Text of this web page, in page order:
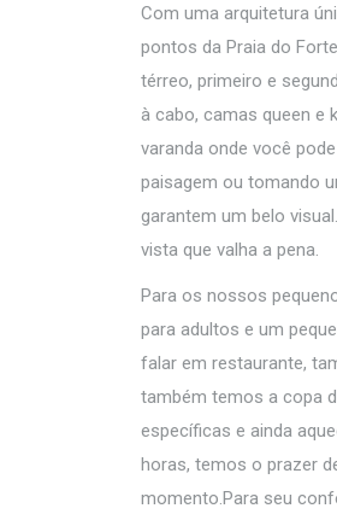
Com uma arquitetura
pontos da Praia do
térreo, primeiro e
à cabo, camas queen e
varanda onde você
paisagem ou tomando
garantem um belo
vista que valha a pena.
Para os nossos
para adultos e um
falar em restaurante,
também temos a copa
específicas e ainda
horas, temos o prazer
momento.Para seu